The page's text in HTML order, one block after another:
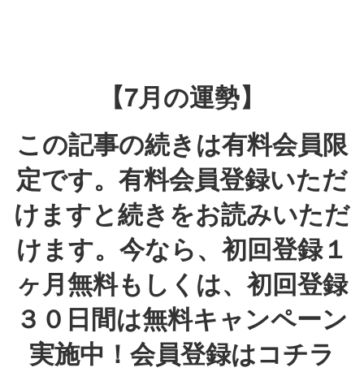
【7月の運勢】
この記事の続きは有料会員限
定です。有料会員登録いただ
けますと続きをお読みいただ
けます。今なら、初回登録１
ヶ月無料もしくは、初回登録
３０日間は無料キャンペーン
実施中！会員登録はコチラ